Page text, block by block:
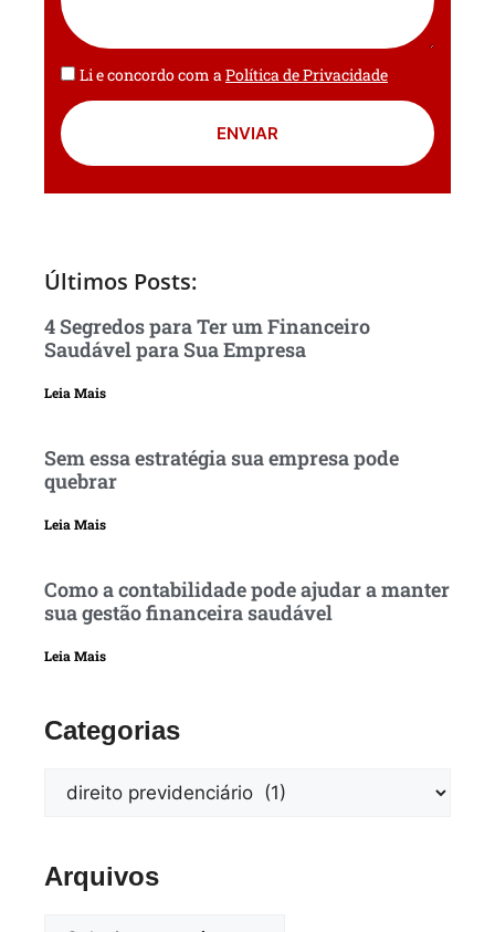
Li e concordo com aPolítica de Privacidade
ENVIAR
Últimos Posts:
4 Segredos para Ter um Financeiro
Saudável para Sua Empresa
Leia Mais
Sem essa estratégia sua empresa pode
quebrar
Leia Mais
Como a contabilidade pode ajudar a manter
sua gestão financeira saudável
Leia Mais
Categorias
Arquivos